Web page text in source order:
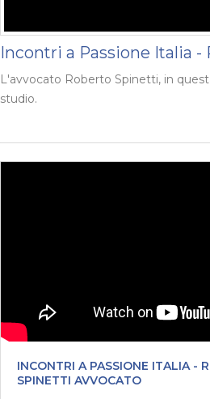
Incontri a Passione Italia
L'avvocato Roberto Spinetti, in
studio.
INCONTRI A PASSIONE ITALIA -
SPINETTI AVVOCATO